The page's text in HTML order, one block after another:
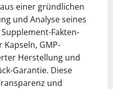
einer gründlichen
und Analyse seines
Fakten-
Kapseln, GMP-
Herstellung und
Garantie. Diese
und